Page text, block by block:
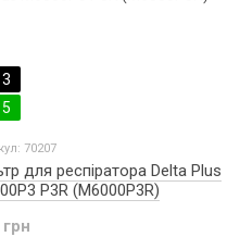
3
5
70207
для респіратора Delta Plus
P3R (M6000P3R)